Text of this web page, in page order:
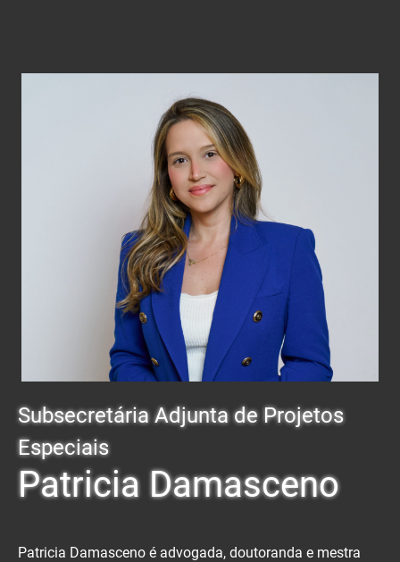
Subsecretária Adjunta de Projetos
Especiais
Patricia Damasceno
Patricia Damasceno é advogada, doutoranda e mestra